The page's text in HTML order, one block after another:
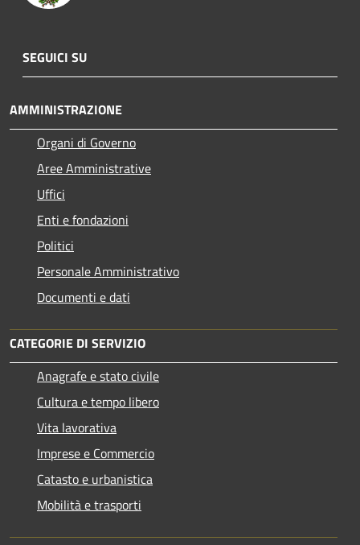
SEGUICI SU
AMMINISTRAZIONE
Organi di Governo
Aree Amministrative
Uffici
Enti e fondazioni
Politici
Personale Amministrativo
Documenti e dati
CATEGORIE DI SERVIZIO
Anagrafe e stato civile
Cultura e tempo libero
Vita lavorativa
Imprese e Commercio
Catasto e urbanistica
Mobilità e trasporti